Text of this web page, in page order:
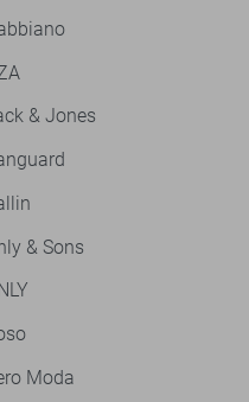
& Jones
& Sons
Moda